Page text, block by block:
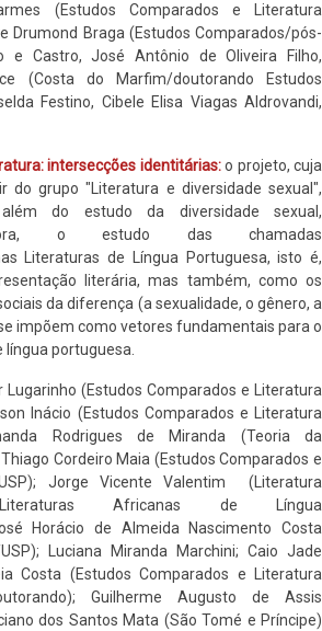
(Estudos Comparados e Literatura
Drumond Braga (Estudos Comparados/pós-
e Castro, José Antônio de Oliveira Filho,
(Costa do Marfim/doutorando Estudos
Festino, Cibele Elisa Viagas Aldrovandi,
intersecções identitárias: o projeto, cuja
do grupo "Literatura e diversidade sexual",
do estudo da diversidade sexual,
o estudo das chamadas
Literaturas de Língua Portuguesa, isto é,
literária, mas também, como os
da diferença (a sexualidade, o gênero, a
impõem como vetores fundamentais para o
portuguesa.
Lugarinho (Estudos Comparados e Literatura
Inácio (Estudos Comparados e Literatura
Rodrigues de Miranda (Teoria da
Cordeiro Maia (Estudos Comparados e
USP); Jorge Vicente Valentim (Literatura
Africanas de Língua
Horácio de Almeida Nascimento Costa
Luciana Miranda Marchini; Caio Jade
Costa (Estudos Comparados e Literatura
Guilherme Augusto de Assis
dos Santos Mata (São Tomé e Príncipe)